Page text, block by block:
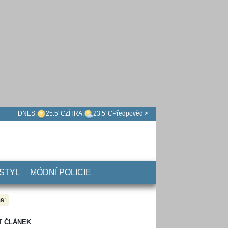
DNES: 25.5°CZÍTRA: 23.5°C Předpověd >
MÓDNÍ POLICIE
ČLÁNEK